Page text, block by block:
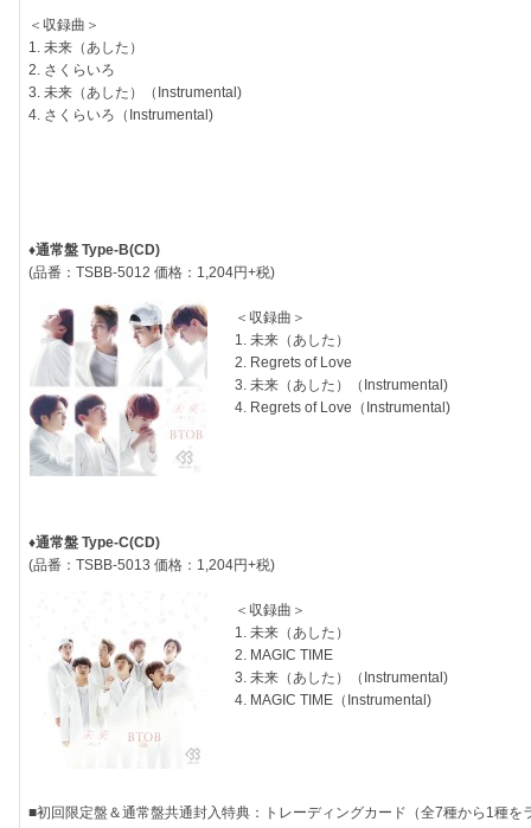
＜収録曲＞
1. 未来（あした）
2. さくらいろ
3. 未来（あした）（Instrumental)
4. さくらいろ（Instrumental)
♦通常盤 Type-B(CD)
(品番：TSBB-5012 価格：1,204円+税)
＜収録曲＞
1. 未来（あした）
2. Regrets of Love
3. 未来（あした）（Instrumental)
4. Regrets of Love（Instrumental)
♦通常盤 Type-C(CD)
(品番：TSBB-5013 価格：1,204円+税)
＜収録曲＞
1. 未来（あした）
2. MAGIC TIME
3. 未来（あした）（Instrumental)
4. MAGIC TIME（Instrumental)
■初回限定盤＆通常盤共通封入特典：トレーディングカード（全7種から1種を